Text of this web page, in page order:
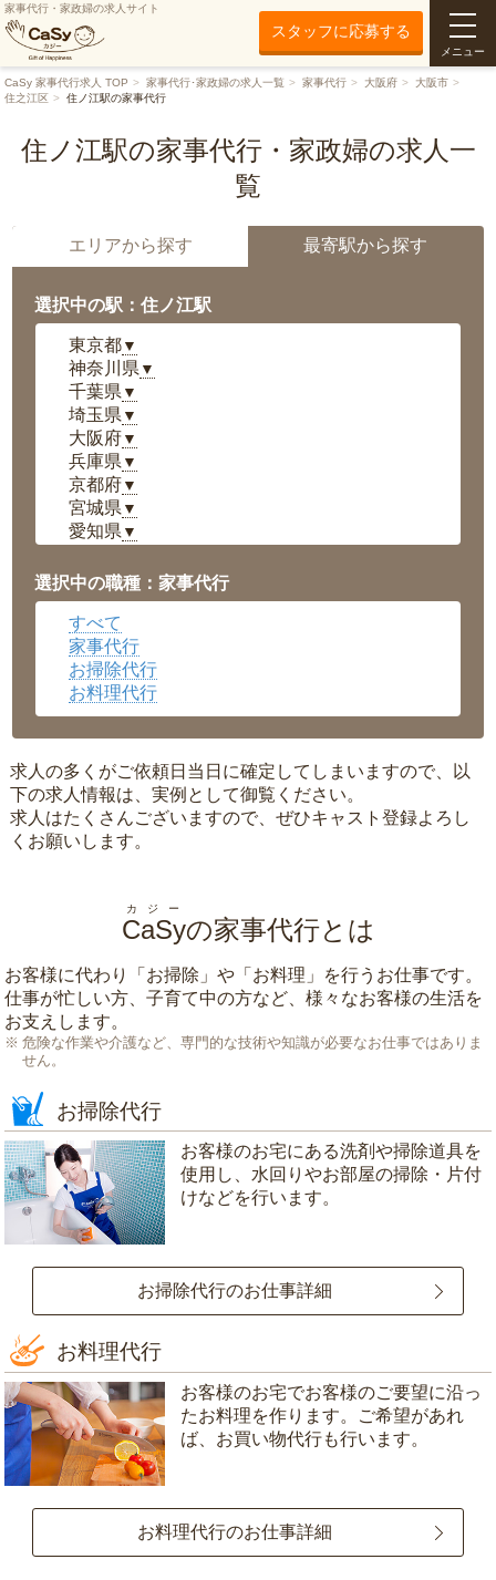
家事代行・家政婦の求人サイト
スタッフに応募する
メニュー
CaSy 家事代行求人 TOP 家事代行･家政婦の求人一覧 家事代行 大阪府
大阪市
住之江区
住ノ江駅の家事代行
住ノ江駅の家事代行・家政婦の求人一
覧
エリアから探す 最寄駅から探す
選択中の駅：住ノ江駅
東京都▼
神奈川県 ▼
千葉県 ▼
埼玉県 ▼
大阪府▼
兵庫県 ▼
京都府▼
宮城県 ▼
愛知県 ▼
岡山県▼
広島県▼
沖縄県
選択中の職種：家事代行
すべて
家事代行
お掃除代行
お料理代行
求人の多くがご依頼日当日に確定してしまいますので、以
下の求人情報は、実例として御覧ください。
求人はたくさんございますので、ぜひキャスト登録よろし
くお願いします。
CaSy
カジー
の家事代行とは
お客様に代わり「 お掃除 」や「 お料理 」を行うお仕事です。
仕事が忙しい方、子育て中の方など、様々なお客様の生活を
お支えします。
危険な作業や介護など、専門的な技術や知識が必要なお仕事ではありま
せん。
お掃除代行
お客様のお宅にある洗剤や掃除道具を
使用し、水回りやお部屋の掃除・片付
けなどを行います。
お掃除代行のお仕事詳細
お料理代行
お客様のお宅でお客様のご要望に沿っ
たお料理を作ります。ご希望があれ
ば、お買い物代行も行います。
お料理代行のお仕事詳細